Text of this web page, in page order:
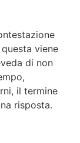
viene
di non
il termine
risposta.